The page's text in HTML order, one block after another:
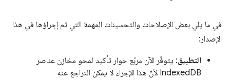
في ما يلي بعض الإصلاحات والتحسينات المهمة التي تم إجراؤها في هذا
الإصدار:
التطبيق: يتوفّر الآن مربّع حوار تأكيد لمحو مخازن عناصر
IndexedDB لأنّ هذا الإجراء لا يمكن التراجع عنه